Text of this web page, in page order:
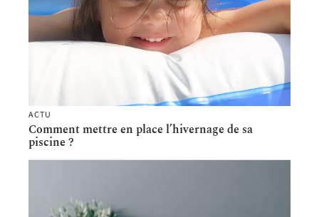
ACTU
Comment mettre en place l’hivernage de sa
piscine ?